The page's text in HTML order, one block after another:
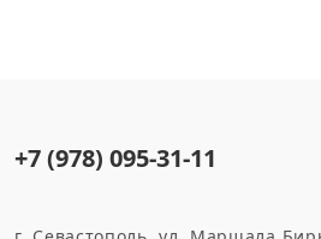
+7 (978) 095-31-11